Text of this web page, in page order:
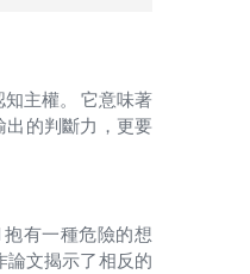
主權。 它意味著
出的判斷力，更要
有一種危險的想
論文揭示了相反的